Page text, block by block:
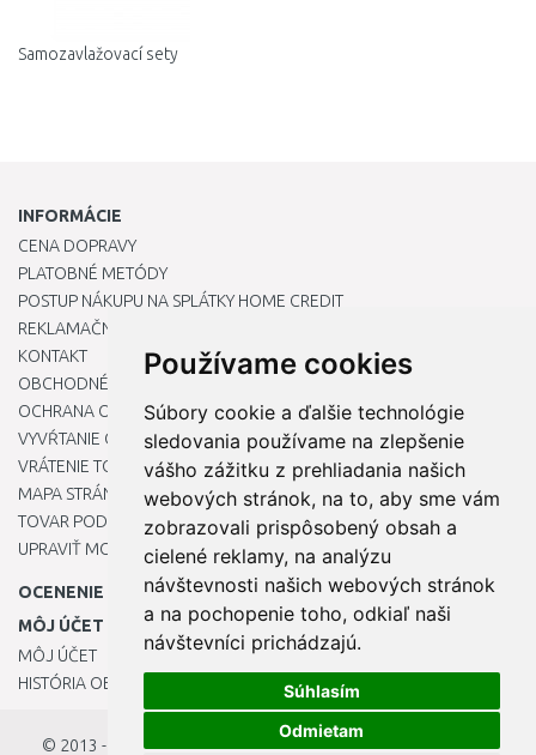
Používame cookies
Súbory cookie a ďalšie technológie
sledovania používame na zlepšenie
vášho zážitku z prehliadania našich
webových stránok, na to, aby sme vám
zobrazovali prispôsobený obsah a
cielené reklamy, na analýzu
návštevnosti našich webových stránok
a na pochopenie toho, odkiaľ naši
návštevníci prichádzajú.
Súhlasím
Odmietam
Samozavlažovací sety
INFORMÁCIE
CENA DOPRAVY
PLATOBNÉ METÓDY
POSTUP NÁKUPU NA SPLÁTKY HOME CREDIT
REKLAMAČNÝ PORIADOK
KONTAKT
OBCHODNÉ PODMIENKY
OCHRANA OSOBNÝCH ÚDAJOV
VYVŔTANIE OTVORU DO DREZU PRE KUCHYNSKÚ BATÉRIU
VRÁTENIE TOVARU / REKLAMÁCIE
MAPA STRÁNOK
TOVAR PODĽA ZNAČIEK
UPRAVIŤ MOJE PREDVOĽBY COOKIES
OCENENIE
MÔJ ÚČET
MÔJ ÚČET
HISTÓRIA OBJEDNÁVOK
© 2013 - 2026OKmarket.sk